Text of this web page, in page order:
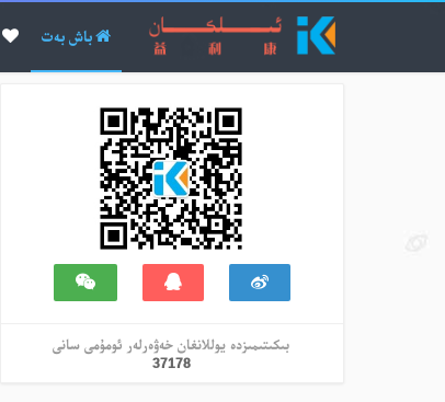
باش بەت
بىكىتىمىزدە يوللانغان خەۋەرلەر ئومۇمى سانى
37178